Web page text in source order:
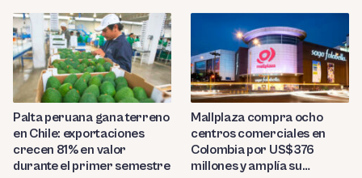
Palta peruana gana terreno
en Chile: exportaciones
crecen 81% en valor
durante el primer semestre
Mallplaza compra ocho
centros comerciales en
Colombia por US$376
millones y amplía su